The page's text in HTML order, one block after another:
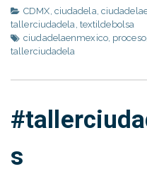
CDMX ciudadela
tallerciudadela textildebolsa
ciudadelaenmexico, proceso,
tallerciudadela
s